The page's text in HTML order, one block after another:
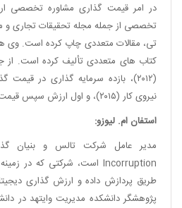
در امر قیمت گذاری مشاوره تخصصی
تخصصی از جمله مجله تحقیقات تجاری و
تی، مقالات متعددی چاپ کرده است. وی
کتاب های متعددی تألیف کرده است. از
نیروی کار (۲۰۱۵)، و اول ارزش سپس قیمت (۲۰۱۷).
استفان ام. لیوزو:
مدیر عامل شرکت تالس و بنیان
Incorruption است، شرکتی که در
طریق پردازش داده و ارزش گذاری
پژوهشگر دانشکده مدیریت وایتهد در